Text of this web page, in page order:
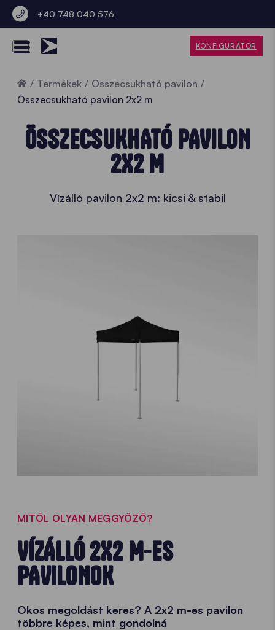
+40 748 040 576
KONFIGURÁTOR
Home
Termékek
Összecsukható pavilon
Összecsukható pavilon 2x2 m
ÖSSZECSUKHATÓ PAVILON
2X2 M
Vízálló pavilon 2x2 m: kicsi & stabil
MITŐL OLYAN MEGGYŐZŐ?
VÍZÁLLÓ 2X2 M-ES
PAVILONOK
Okos megoldást keres? A 2x2 m-es pavilon
többre képes, mint gondolná